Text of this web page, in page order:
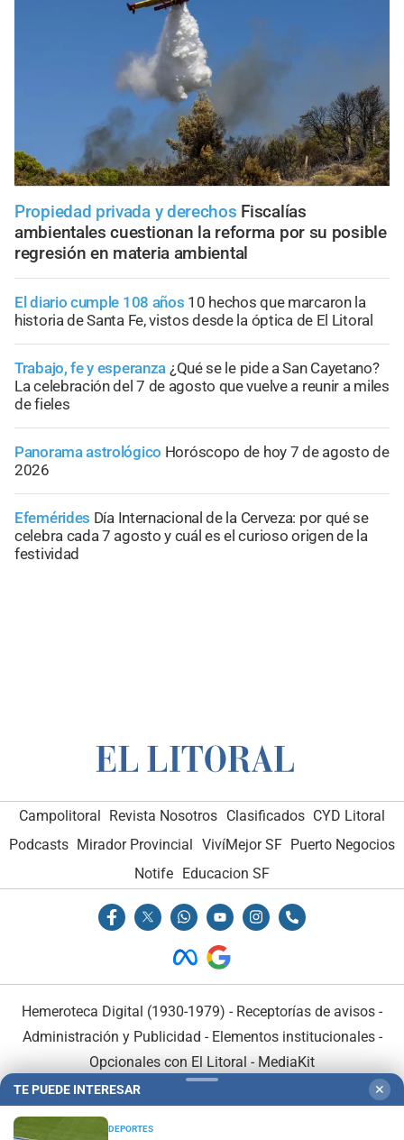
Propiedad privada y derechos Fiscalías
ambientales cuestionan la reforma por su posible
regresión en materia ambiental
El diario cumple 108 años 10 hechos que marcaron la
historia de Santa Fe, vistos desde la óptica de El Litoral
Trabajo, fe y esperanza ¿Qué se le pide a San Cayetano?
La celebración del 7 de agosto que vuelve a reunir a miles
de fieles
Panorama astrológico Horóscopo de hoy 7 de agosto de
2026
Efemérides Día Internacional de la Cerveza: por qué se
celebra cada 7 agosto y cuál es el curioso origen de la
festividad
Campolitoral Revista Nosotros Clasificados CYD Litoral
Podcasts Mirador Provincial VivíMejor SF Puerto Negocios
Notife Educacion SF
Hemeroteca Digital (1930-1979) - Receptorías de avisos -
Administración y Publicidad - Elementos institucionales-
Opcionales con El Litoral - MediaKit
TE PUEDE INTERESAR ✕
DEPORTES